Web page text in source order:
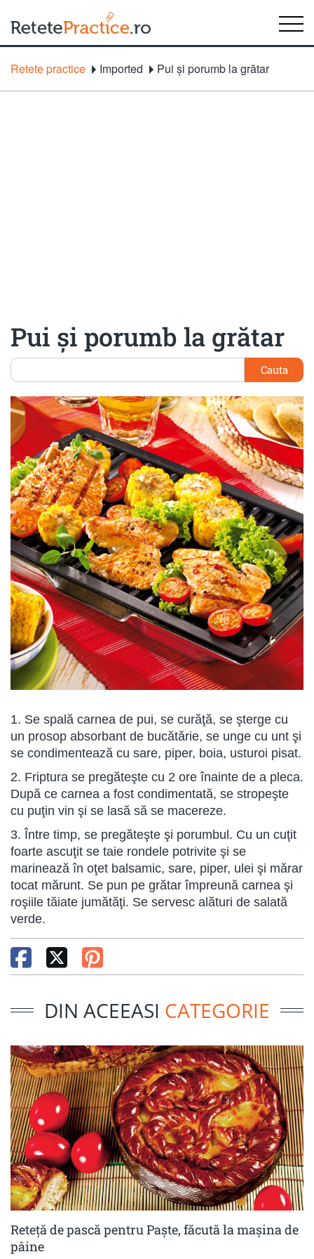
Retete practice Imported Pui şi porumb la grătar
Pui şi porumb la grătar
Cauta
1. Se spală carnea de pui, se curăţă, se şterge cu
un prosop absorbant de bucătărie, se unge cu unt şi
se condimentează cu sare, piper, boia, usturoi pisat.
2. Friptura se pregăteşte cu 2 ore înainte de a pleca.
După ce carnea a fost condimentată, se stropeşte
cu puţin vin şi se lasă să se macereze.
3. Între timp, se pregăteşte şi porumbul. Cu un cuţit
foarte ascuţit se taie rondele potrivite şi se
marinează în oţet balsamic, sare, piper, ulei şi mărar
tocat mărunt. Se pun pe grătar împreună carnea şi
roşiile tăiate jumătăţi. Se servesc alături de salată
verde.
DIN ACEEASI CATEGORIE
Reteță de pască pentru Paște, făcută la mașina de
pâine